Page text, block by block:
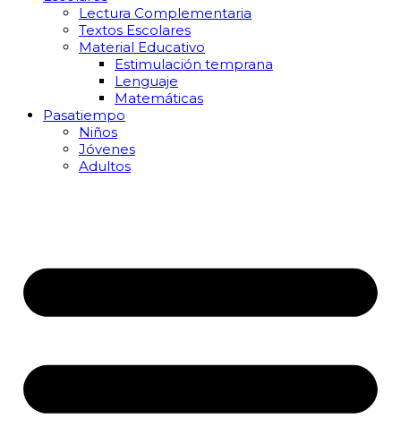
Lectura Complementaria
Textos Escolares
Material Educativo
Estimulación temprana
Lenguaje
Matemáticas
Pasatiempo
Niños
Jóvenes
Adultos